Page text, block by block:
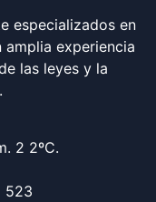
especializados en
experiencia
las leyes y la
2 2ºC.
523